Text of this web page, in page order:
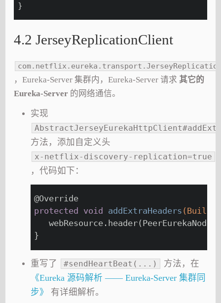
}
4.2 JerseyReplicationClient
，Eureka-Server 集群内，Eureka-Server 请求 其它的
Eureka-Server 的网络通信。
实现
方法，添加自定义头
x-netflix-discovery-replication=true
，代码如下：
@Override
protected
void addExtraHeaders (Builder
}
重写了 #sendHeartBeat(...)
方法，在
《Eureka 源码解析 —— Eureka-Server 集群同
步》
有详细解析。